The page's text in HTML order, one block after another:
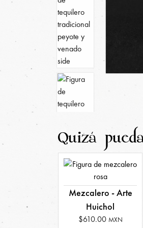
Quizá
Mezcalero - Arte
Huichol
$610.00 MXN